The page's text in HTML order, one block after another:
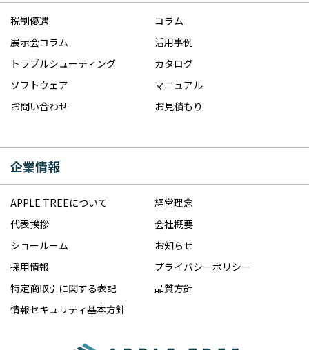
税制優遇
コラム
展示会コラム
活用事例
トラブルシューティング
カタログ
ソフトウェア
マニュアル
お問い合わせ
お見積もり
企業情報
APPLE TREEについて
経営理念
代表挨拶
会社概要
ショールーム
お知らせ
採用情報
プライバシーポリシー
特定商取引に関する表記
品質方針
情報セキュリティ基本方針